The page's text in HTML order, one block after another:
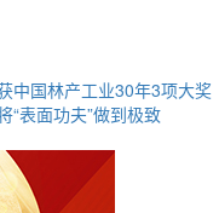
中国林产工业30年3项大奖
“表面功夫”做到极致